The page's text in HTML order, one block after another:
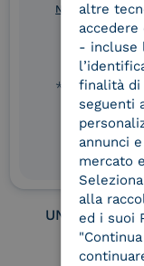
qualificato
UNI EN ISO
UNI EN ISO
Norme di tutela
* campo
altre
- incluse
finalità di
seguenti
annunci
mercato
alla
ed i suoi